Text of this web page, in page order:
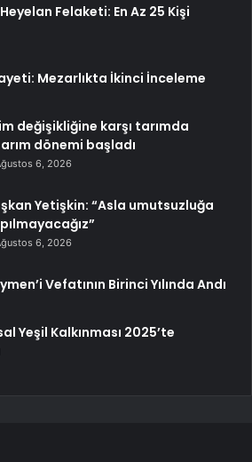
Felaketi: En Az 25 Kişi
Mezarlıkta İkinci İnceleme
değişikliğine karşı tarımda
dönemi başladı
6, 2026
Yetişkin: “Asla umutsuzluğa
6, 2026
Vefatının Birinci Yılında Andı
Yeşil Kalkınması 2025’te